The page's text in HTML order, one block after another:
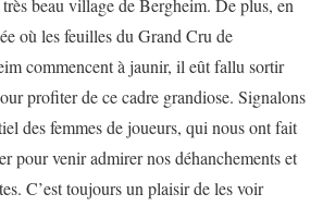
beau village de Bergheim. De plus, en
où les feuilles du Grand Cru de
commencent à jaunir, il eût fallu sortir
profiter de ce cadre grandiose. Signalons
des femmes de joueurs, qui nous ont fait
pour venir admirer nos déhanchements et
C’est toujours un plaisir de les voir